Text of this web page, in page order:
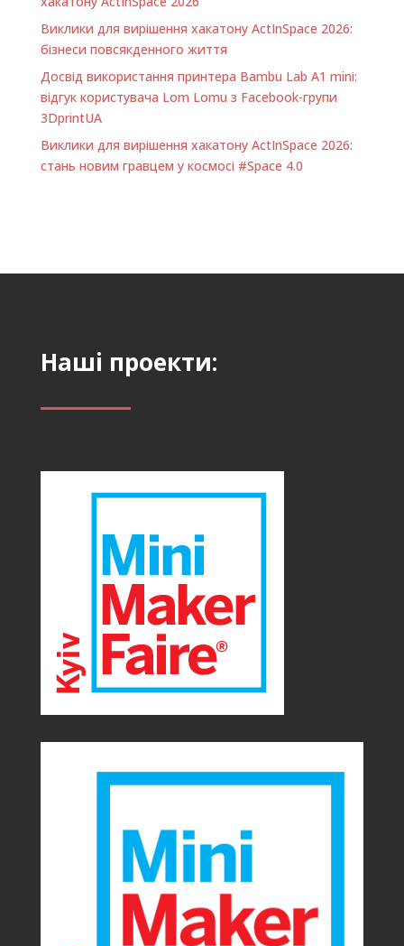
Виклики для вирішення хакатону ActInSpace 2026:
бізнеси повсякденного життя
Досвід використання принтера Bambu Lab A1 minі:
відгук користувача Lom Lomu з Facebook-групи
3DprintUA
Виклики для вирішення хакатону ActInSpace 2026:
стань новим гравцем у космосі #Space 4.0
Наші проекти: